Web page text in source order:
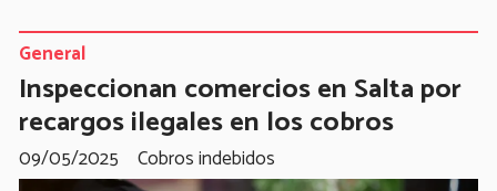
Inspeccionan comercios en Salta por
recargos ilegales en los cobros
Cobros indebidos
General
09/05/2025